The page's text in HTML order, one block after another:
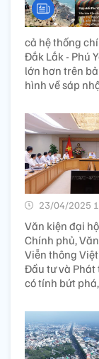
cả hệ thống
Đắk Lắk - Phú
lớn hơn trên
hình về sáp
23/04/2025
Văn kiện đại
Chính phủ,
Viễn thông
Đầu tư và Phát
có tính bứt